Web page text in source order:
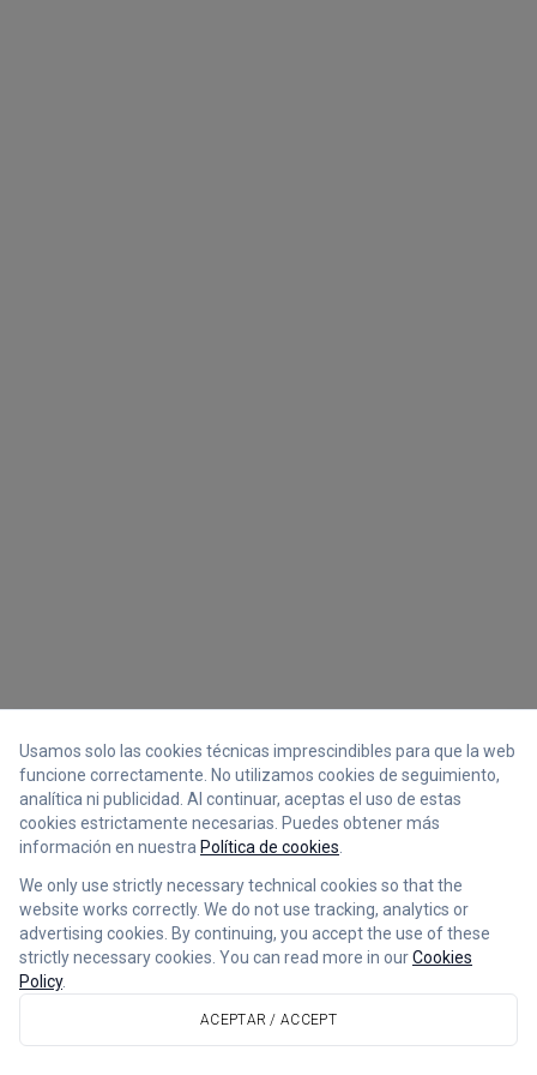
Usamos solo las cookies técnicas imprescindibles para que la web
funcione correctamente. No utilizamos cookies de seguimiento,
analítica ni publicidad. Al continuar, aceptas el uso de estas
cookies estrictamente necesarias. Puedes obtener más
información en nuestra Política de cookies
We only use strictly necessary technical cookies so that the
website works correctly. We do not use tracking, analytics or
advertising cookies. By continuing, you accept the use of these
strictly necessary cookies. You can read more in ourCookies
Policy.
ACEPTAR / ACCEPT